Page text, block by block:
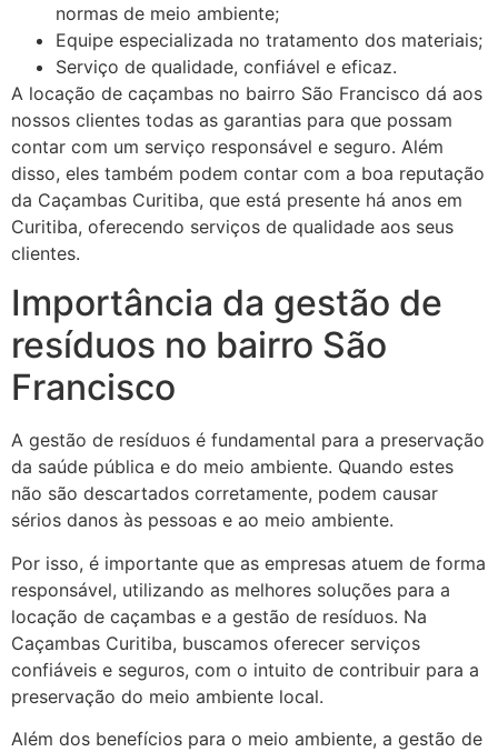
normas de meio ambiente;
Equipe especializada no tratamento dos materiais;
Serviço de qualidade, confiável e eficaz.
A locação de caçambas no bairro São Francisco dá aos
nossos clientes todas as garantias para que possam
contar com um serviço responsável e seguro. Além
disso, eles também podem contar com a boa reputação
da Caçambas Curitiba, que está presente há anos em
Curitiba, oferecendo serviços de qualidade aos seus
clientes.
Importância da gestão de
resíduos no bairro São
Francisco
A gestão de resíduos é fundamental para a preservação
da saúde pública e do meio ambiente. Quando estes
não são descartados corretamente, podem causar
sérios danos às pessoas e ao meio ambiente.
Por isso, é importante que as empresas atuem de forma
responsável, utilizando as melhores soluções para a
locação de caçambas e a gestão de resíduos. Na
Caçambas Curitiba, buscamos oferecer serviços
confiáveis e seguros, com o intuito de contribuir para a
preservação do meio ambiente local.
Além dos benefícios para o meio ambiente, a gestão de